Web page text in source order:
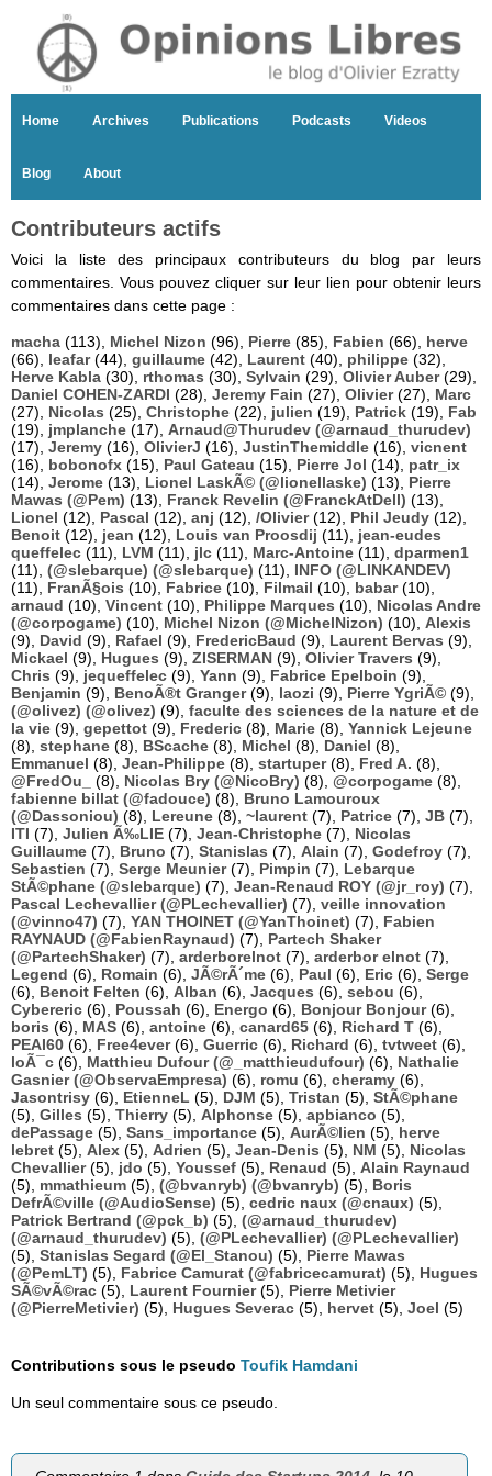
Home Archives Publications Podcasts Videos
Blog About
Contributeurs actifs
Voici la liste des principaux contributeurs du blog par leurs
commentaires. Vous pouvez cliquer sur leur lien pour obtenir leurs
commentaires dans cette page :
macha (113), Michel Nizon (96), Pierre (85), Fabien (66), herve
(66), leafar(44), guillaume (42), Laurent (40), philippe (32),
Herve Kabla (30), rthomas (30), Sylvain (29), Olivier Auber(29),
Daniel COHEN-ZARDI (28), Jeremy Fain (27), Olivier(27), Marc
(27), Nicolas (25), Christophe (22), julien (19), Patrick (19), Fab
(19), jmplanche (17), Arnaud@Thurudev (@arnaud_thurudev)
(17), Jeremy (16), OlivierJ (16), JustinThemiddle (16), vicnent
(16), bobonofx (15), Paul Gateau (15), Pierre Jol (14), patr_ix
(14), Jerome (13), Lionel LaskÃ© (@lionellaske) (13), Pierre
Mawas (@Pem) (13), Franck Revelin (@FranckAtDell) (13),
Lionel (12), Pascal (12), anj (12), /Olivier(12), Phil Jeudy (12),
Benoit (12), jean (12), Louis van Proosdij (11), jean-eudes
queffelec (11), LVM (11), jlc (11), Marc-Antoine (11), dparmen1
(11), (@slebarque) (@slebarque) (11), INFO (@LINKANDEV)
(11), FranÃ§ois (10), Fabrice (10), Filmail (10), babar(10),
arnaud (10), Vincent (10), Philippe Marques (10), Nicolas Andre
(@corpogame) (10), Michel Nizon (@MichelNizon) (10), Alexis
(9), David (9), Rafael (9), FredericBaud (9), Laurent Bervas (9),
Mickael (9), Hugues (9), ZISERMAN (9), Olivier Travers (9),
Chris (9), jequeffelec (9), Yann (9), Fabrice Epelboin (9),
Benjamin (9), BenoÃ®t Granger(9), laozi (9), Pierre YgriÃ© (9),
(@olivez) (@olivez) (9), faculte des sciences de la nature et de
la vie (9), gepettot (9), Frederic (8), Marie (8), Yannick Lejeune
(8), stephane (8), BScache (8), Michel (8), Daniel (8),
Emmanuel (8), Jean-Philippe (8), startuper(8), Fred A. (8),
@FredOu_
(8), Nicolas Bry (@NicoBry) (8), @corpogame (8),
fabienne billat (@fadouce) (8), Bruno Lamouroux
(@Dassoniou) (8), Lereune (8), ~laurent (7), Patrice (7), JB (7),
ITI (7), Julien Ã‰LIE (7), Jean-Christophe (7), Nicolas
Guillaume (7), Bruno (7), Stanislas (7), Alain (7), Godefroy (7),
Sebastien (7), Serge Meunier(7), Pimpin (7), Lebarque
StÃ©phane (@slebarque) (7), Jean-Renaud ROY (@jr_roy) (7),
Pascal Lechevallier (@PLechevallier) (7), veille innovation
(@vinno47) (7), YAN THOINET (@YanThoinet) (7), Fabien
RAYNAUD (@FabienRaynaud) (7), Partech Shaker
(@PartechShaker) (7), arderborelnot (7), arderbor elnot (7),
Legend (6), Romain (6), JÃ©rÃ´me (6), Paul (6), Eric (6), Serge
(6), Benoit Felten (6), Alban (6), Jacques (6), sebou (6),
Cybereric (6), Poussah (6), Energo (6), Bonjour Bonjour(6),
boris (6), MAS (6), antoine (6), canard65 (6), Richard T (6),
PEAI60 (6), Free4ever(6), Guerric (6), Richard (6), tvtweet (6),
loÃ¯c (6), Matthieu Dufour (@_matthieudufour) (6), Nathalie
Gasnier (@ObservaEmpresa) (6), romu (6), cheramy (6),
Jasontrisy (6), EtienneL (5), DJM (5), Tristan (5), StÃ©phane
(5), Gilles (5), Thierry (5), Alphonse (5), apbianco (5),
dePassage (5), Sans_importance (5), AurÃ©lien (5), herve
lebret (5), Alex (5), Adrien (5), Jean-Denis (5), NM (5), Nicolas
Chevallier(5), jdo (5), Youssef (5), Renaud (5), Alain Raynaud
(5), mmathieum (5), (@bvanryb) (@bvanryb) (5), Boris
DefrÃ©ville (@AudioSense) (5), cedric naux (@cnaux) (5),
Patrick Bertrand (@pck_b) (5), (@arnaud_thurudev)
(@arnaud_thurudev) (5), (@PLechevallier) (@PLechevallier)
(5), Stanislas Segard (@El_Stanou) (5), Pierre Mawas
(@PemLT) (5), Fabrice Camurat (@fabricecamurat) (5), Hugues
SÃ©vÃ©rac (5), Laurent Fournier(5), Pierre Metivier
(@PierreMetivier) (5), Hugues Severac (5), hervet (5), Joel (5)
Contributions sous le pseudo Toufik Hamdani
Un seul commentaire sous ce pseudo.